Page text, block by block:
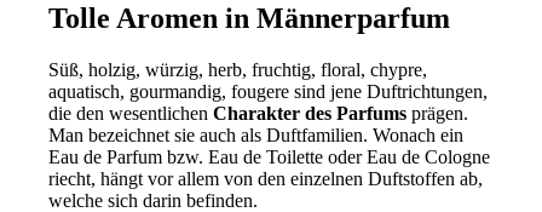
Tolle Aromen in Männerparfum
Süß, holzig, würzig, herb, fruchtig, floral, chypre,
aquatisch, gourmandig, fougere sind jene Duftrichtungen,
die den wesentlichenCharakter des Parfums prägen.
Man bezeichnet sie auch als Duftfamilien. Wonach ein
Eau de Parfum bzw. Eau de Toilette oder Eau de Cologne
riecht, hängt vor allem von den einzelnen Duftstoffen ab,
welche sich darin befinden.